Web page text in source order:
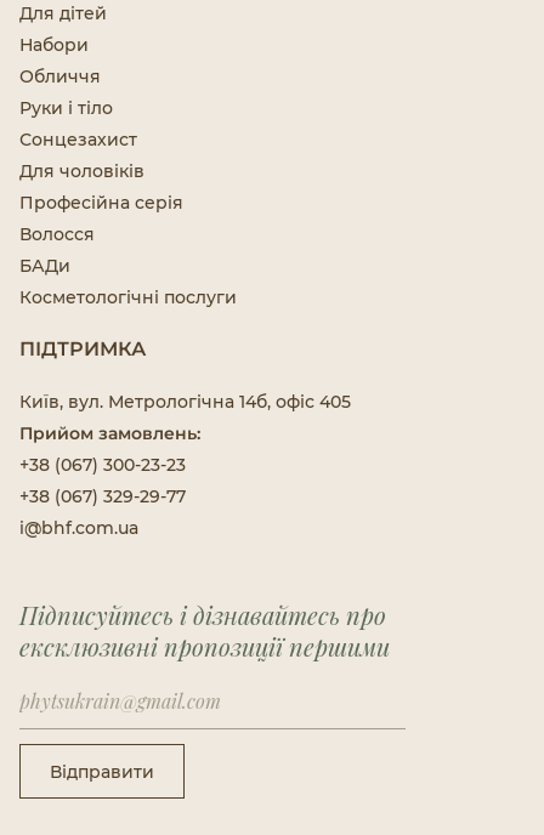
Для дітей
Набори
Обличчя
Руки і тіло
Сонцезахист
Для чоловіків
Професійна серія
Волосся
БАДи
Косметологічні послуги
ПІДТРИМКА
Київ, вул. Метрологічна 14б, офіс 405
Прийом замовлень:
+38 (067) 300-23-23
+38 (067) 329-29-77
i@bhf.com.ua
Підписуйтесь і дізнавайтесь про
ексклюзивні пропозиції першими
Відправити